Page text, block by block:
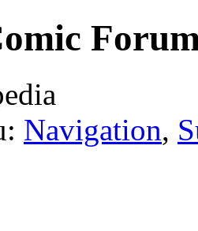
Navigation,